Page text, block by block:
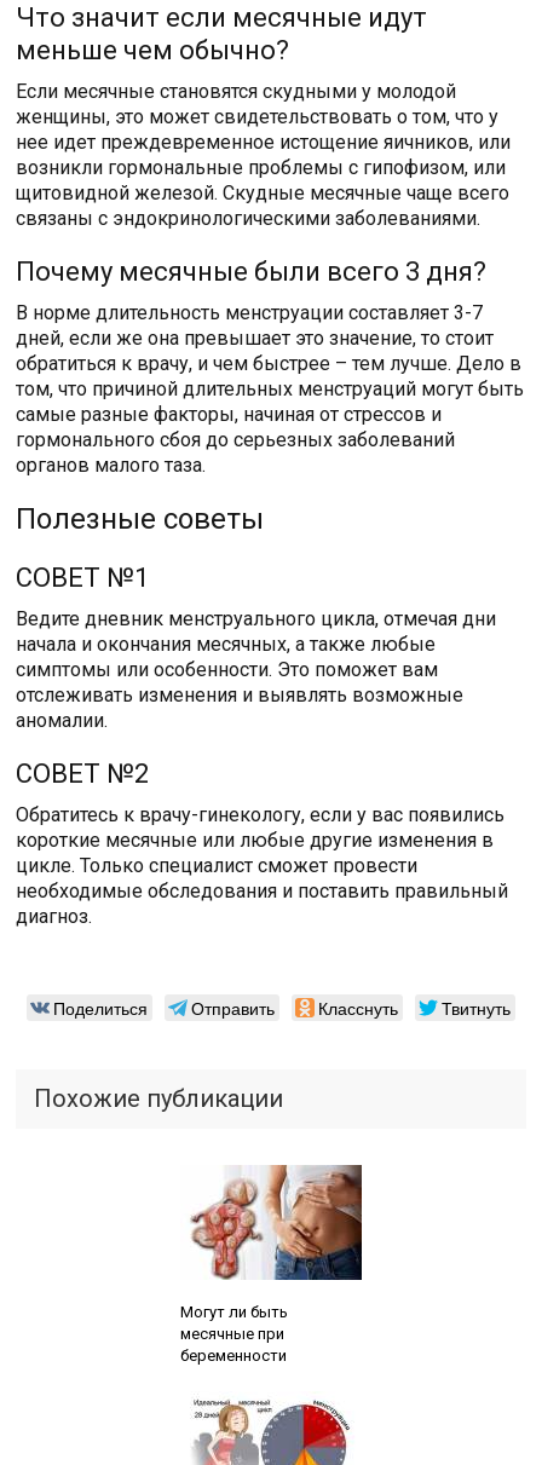
Что значит если месячные идут
меньше чем обычно?
Если месячные становятся скудными у молодой
женщины, это может свидетельствовать о том, что у
нее идет преждевременное истощение яичников, или
возникли гормональные проблемы с гипофизом, или
щитовидной железой. Скудные месячные чаще всего
связаны с эндокринологическими заболеваниями.
Почему месячные были всего 3 дня?
В норме длительность менструации составляет 3-7
дней, если же она превышает это значение, то стоит
обратиться к врачу, и чем быстрее – тем лучше. Дело в
том, что причиной длительных менструаций могут быть
самые разные факторы, начиная от стрессов и
гормонального сбоя до серьезных заболеваний
органов малого таза.
Полезные советы
СОВЕТ №1
Ведите дневник менструального цикла, отмечая дни
начала и окончания месячных, а также любые
симптомы или особенности. Это поможет вам
отслеживать изменения и выявлять возможные
аномалии.
СОВЕТ №2
Обратитесь к врачу-гинекологу, если у вас появились
короткие месячные или любые другие изменения в
цикле. Только специалист сможет провести
необходимые обследования и поставить правильный
диагноз.
Поделиться Отправить Класснуть Твитнуть
Похожие публикации
Могут ли быть
месячные при
беременности